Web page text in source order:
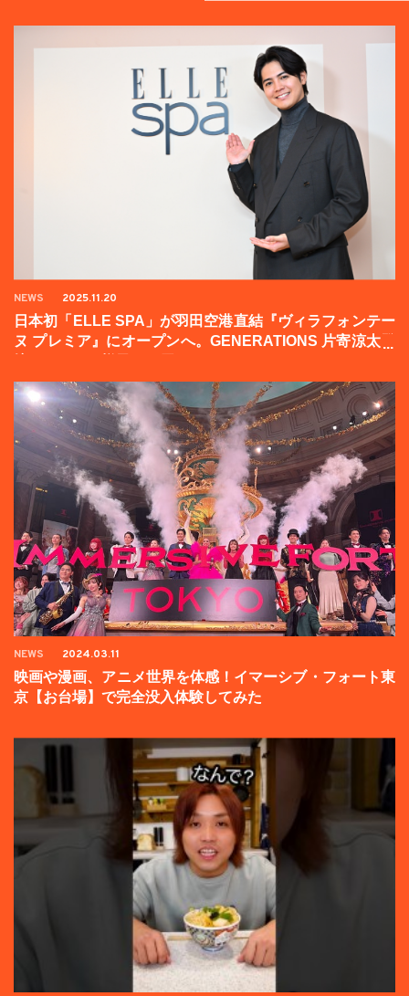
NEWS 2025.11.20
日本初「ELLE SPA」が羽田空港直結『ヴィラフォンテー
ヌ プレミア』にオープンへ。GENERATIONS 片寄涼太登
NEWS 2024.03.11
映画や漫画、アニメ世界を体感！イマーシブ・フォート東
京【お台場】で完全没入体験してみた